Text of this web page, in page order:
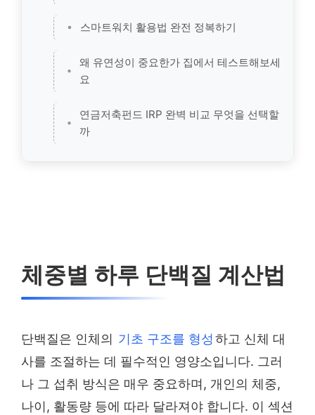
스마트워치 활용법 완전 정복하기
왜 유연성이 중요한가 집에서 테스트해보세
요
연금저축펀드 IRP 완벽 비교 무엇을 선택할
까
체중별 하루 단백질 계산법
단백질은 인체의 기초 구조를 형성하고 신체 대
사를 조절하는 데 필수적인 영양소입니다. 그러
나 그 섭취 방식은 매우 중요하며, 개인의 체중,
나이, 활동량 등에 따라 달라져야 합니다. 이 섹션